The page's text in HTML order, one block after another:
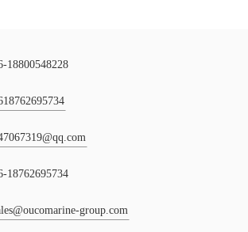
18800548228
18762695734
group.com